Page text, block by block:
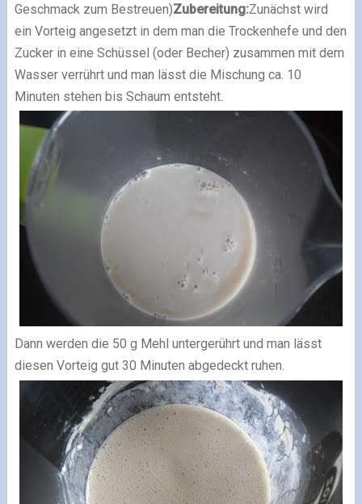
Geschmack zum Bestreuen)Zubereitung:Zunächst wird
ein Vorteig angesetzt in dem man die Trockenhefe und den
Zucker in eine Schüssel (oder Becher) zusammen mit dem
Wasser verrührt und man lässt die Mischung ca. 10
Minuten stehen bis Schaum entsteht.
Dann werden die 50 g Mehl untergerührt und man lässt
diesen Vorteig gut 30 Minuten abgedeckt ruhen.